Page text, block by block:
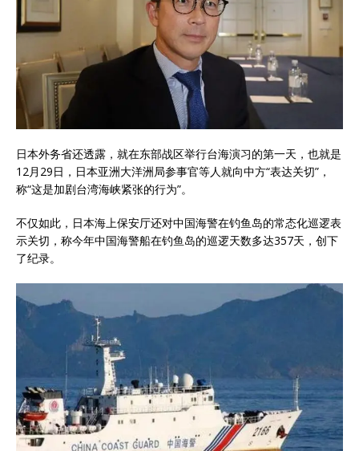
日本外务省还透露，就在东部战区举行台海演习的第一天，也就是
12月29日，日本亚洲大洋洲局参事官等人就向中方“表达关切”，
称“这是加剧台湾海峡紧张的行为”。
不仅如此，日本海上保安厅还对中国海警在钓鱼岛的常态化巡逻表
示关切，称今年中国海警船在钓鱼岛的巡逻天数多达357天，创下
了纪录。